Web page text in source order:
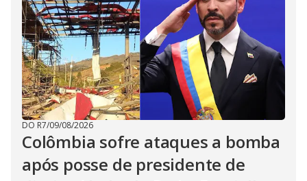
DO R7/09/08/2026
Colômbia sofre ataques a bomba
após posse de presidente de